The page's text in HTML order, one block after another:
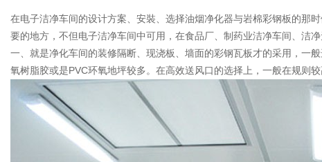
在电子洁净车间的设计方案、安裝、选择油烟净化器与岩棉彩钢板的那
要的地方，不但电子洁净车间中可用，在食品厂、制药业洁净车间、洁
一、就是净化车间的装修隔断、现浇板、墙面的彩钢瓦板才的采用，一
氧树脂胶或是PVC环氧地坪较多。在高效送风口的选择上，一般在规则